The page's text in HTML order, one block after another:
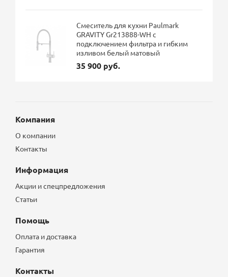
Смеситель для кухни Paulmark
GRAVITY Gr213888-WH с
подключением фильтра и гибким
изливом белый матовый
35 900 руб.
Компания
О компании
Контакты
Информация
Акции и спецпредложения
Статьи
Помощь
Оплата и доставка
Гарантия
Контакты